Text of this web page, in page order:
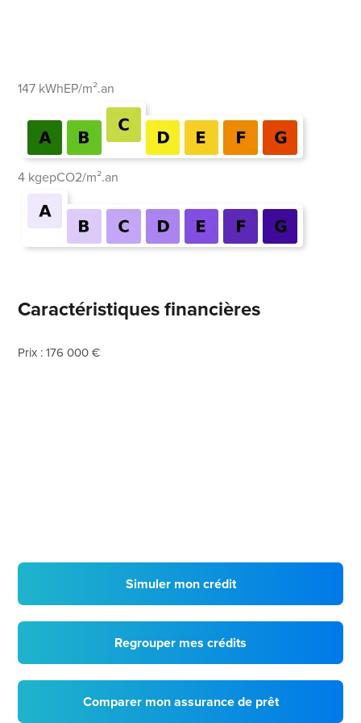
147 kWhEP/m².an
4 kgepCO2/m².an
Caractéristiques financières
Prix : 176 000 €
Simuler mon crédit
Regrouper mes crédits
Comparer mon assurance de prêt